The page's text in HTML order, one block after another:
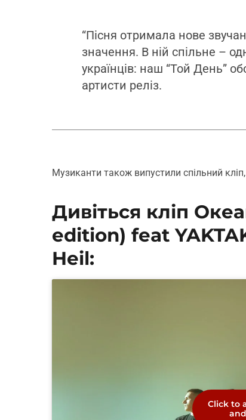
“Пісня отримала нове
значення. В ній спільне –
українців: наш “Той День”
артисти реліз.
Музиканти також випустили спільний
Дивіться кліп
edition) feat
Heil:
Click to